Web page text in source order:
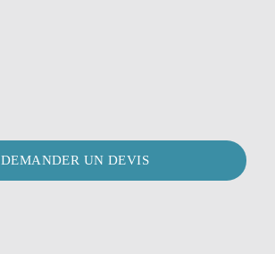
DEMANDER UN DEVIS